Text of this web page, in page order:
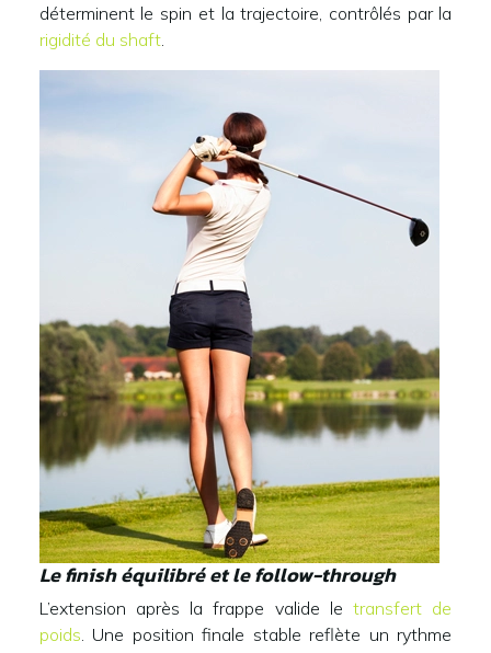
déterminent le spin et la trajectoire, contrôlés par la
rigidité du shaft.
Le finish équilibré et le follow-through
L’extension après la frappe valide le transfert de
poids. Une position finale stable reflète un rythme